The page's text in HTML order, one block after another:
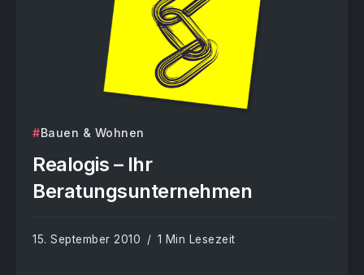
Bauen & Wohnen
Realogis – Ihr
Beratungsunternehmen
15. September 2010 1 Min Lesezeit